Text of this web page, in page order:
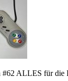
#62 ALLES für die